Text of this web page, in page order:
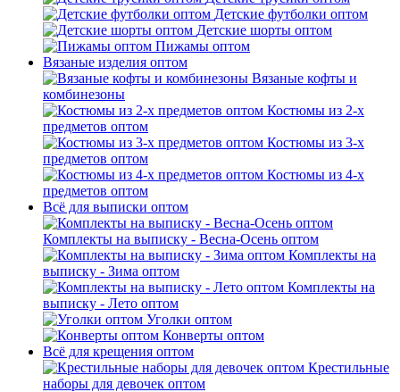
Детские футболки оптом
Детские шорты оптом
Пижамы оптом
Вязаные изделия оптом
Вязаные кофты и
комбинезоны
Костюмы из 2-х
предметов оптом
Костюмы из 3-х
предметов оптом
Костюмы из 4-х
предметов оптом
Всё для выписки оптом
Комплекты на выписку - Весна-Осень оптом
Комплекты на
выписку - Зима оптом
Комплекты на
выписку - Лето оптом
Уголки оптом
Конверты оптом
Всё для крещения оптом
Крестильные
наборы для девочек оптом